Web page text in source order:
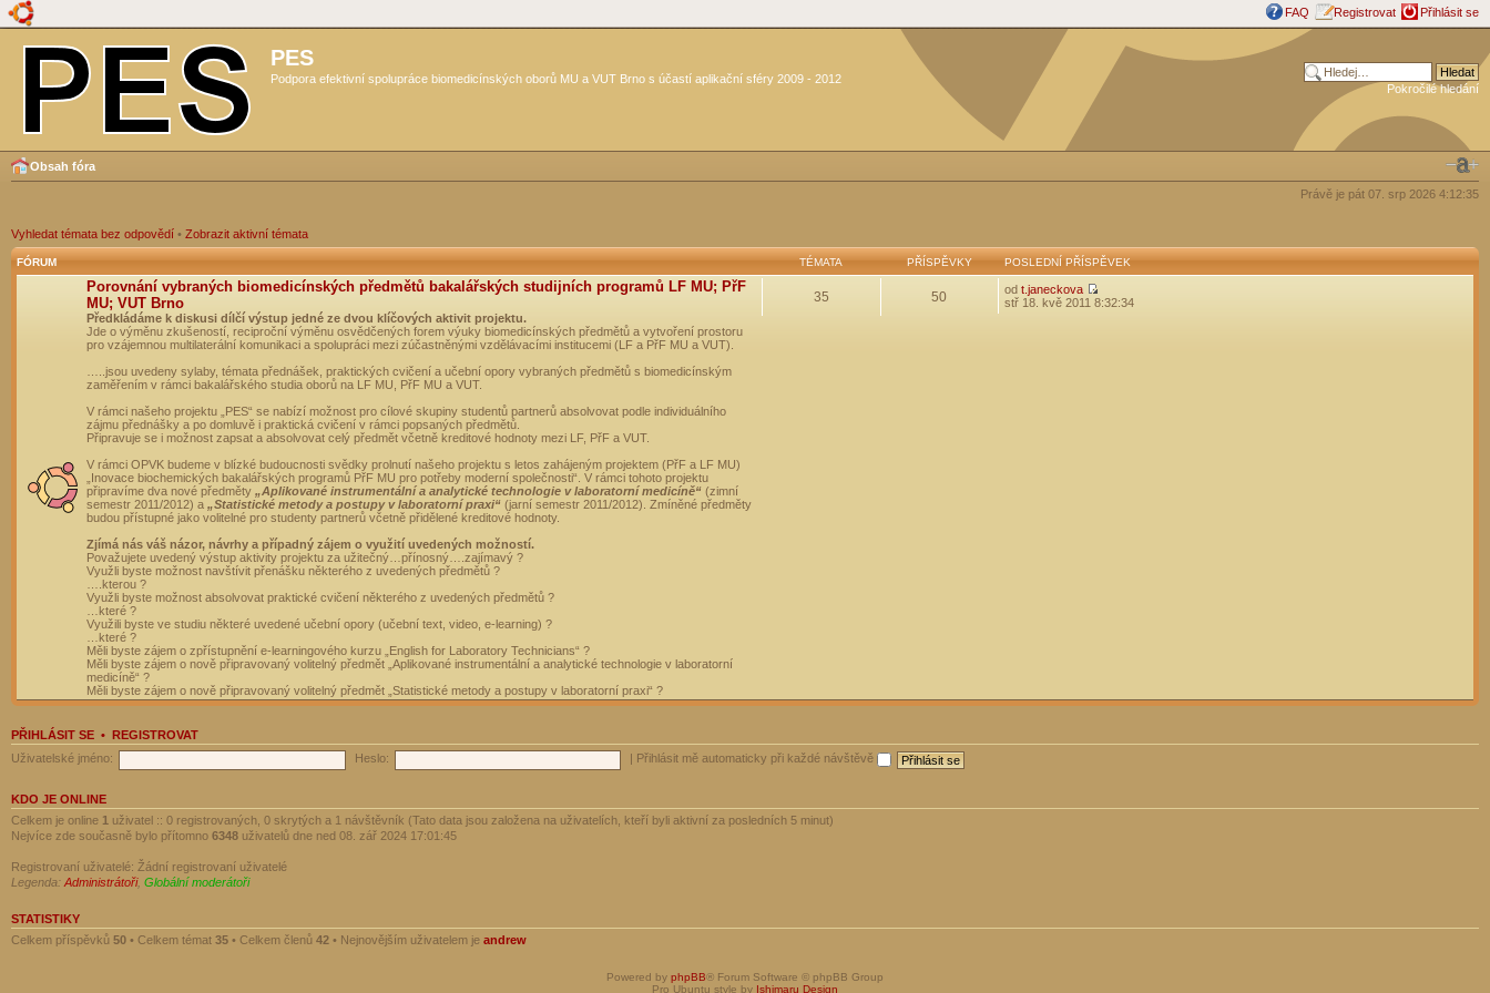
FAQ Registrovat Přihlásit se
PES
Podpora efektivní spolupráce biomedicínských oborů MU a VUT Brno s účastí aplikační sféry 2009 - 2012
Pokročilé hledání
Obsah fóra
Právě je pát 07. srp 2026 4:12:35
Vyhledat témata bez odpovědí • Zobrazit aktivní témata
FÓRUM TÉMATA PŘÍSPĚVKY POSLEDNÍ PŘÍSPĚVEK
Porovnání vybraných biomedicínských předmětů bakalářských studijních programů LF MU; PřF
MU; VUT Brno
Předkládáme k diskusi dílčí výstup jedné ze dvou klíčových aktivit projektu.
Jde o výměnu zkušeností, reciproční výměnu osvědčených forem výuky biomedicínských předmětů a vytvoření prostoru
pro vzájemnou multilaterální komunikaci a spolupráci mezi zúčastněnými vzdělávacími institucemi (LF a PřF MU a VUT).
…..jsou uvedeny sylaby, témata přednášek, praktických cvičení a učební opory vybraných předmětů s biomedicínským
zaměřením v rámci bakalářského studia oborů na LF MU, PřF MU a VUT.
V rámci našeho projektu „PES“ se nabízí možnost pro cílové skupiny studentů partnerů absolvovat podle individuálního
zájmu přednášky a po domluvě i praktická cvičení v rámci popsaných předmětů.
Připravuje se i možnost zapsat a absolvovat celý předmět včetně kreditové hodnoty mezi LF, PřF a VUT.
V rámci OPVK budeme v blízké budoucnosti svědky prolnutí našeho projektu s letos zahájeným projektem (PřF a LF MU)
„Inovace biochemických bakalářských programů PřF MU pro potřeby moderní společnosti“. V rámci tohoto projektu
připravíme dva nové předměty „Aplikované instrumentální a analytické technologie v laboratorní medicíně“ (zimní
semestr 2011/2012) a „Statistické metody a postupy v laboratorní praxi“ (jarní semestr 2011/2012). Zmíněné předměty
budou přístupné jako volitelné pro studenty partnerů včetně přidělené kreditové hodnoty.
Zjímá nás váš názor, návrhy a případný zájem o využití uvedených možností.
Považujete uvedený výstup aktivity projektu za užitečný…přínosný….zajímavý ?
Využli byste možnost navštívit přenášku některého z uvedených předmětů ?
….kterou ?
Využli byste možnost absolvovat praktické cvičení některého z uvedených předmětů ?
…které ?
Využili byste ve studiu některé uvedené učební opory (učební text, video, e-learning) ?
…které ?
Měli byste zájem o zpřístupnění e-learningového kurzu „English for Laboratory Technicians“ ?
Měli byste zájem o nově připravovaný volitelný předmět „Aplikované instrumentální a analytické technologie v laboratorní
medicíně“ ?
Měli byste zájem o nově připravovaný volitelný předmět „Statistické metody a postupy v laboratorní praxi“ ?
35 50 od t.janeckova
stř 18. kvě 2011 8:32:34
PŘIHLÁSIT SE • REGISTROVAT
Uživatelské jméno:
Heslo: Přihlásit mě automaticky při každé návštěvě
KDO JE ONLINE
Celkem je online 1 uživatel :: 0 registrovaných, 0 skrytých a 1 návštěvník (Tato data jsou založena na uživatelích, kteří byli aktivní za posledních 5 minut)
Nejvíce zde současně bylo přítomno 6348 uživatelů dne ned 08. zář 2024 17:01:45
Registrovaní uživatelé: Žádní registrovaní uživatelé
Legenda: Administrátoři, Globální moderátoři
STATISTIKY
Celkem příspěvků 50 • Celkem témat 35 • Celkem členů 42 • Nejnovějším uživatelem je andrew
Powered by phpBB® Forum Software © phpBB Group
Pro Ubuntu style by Ishimaru Design